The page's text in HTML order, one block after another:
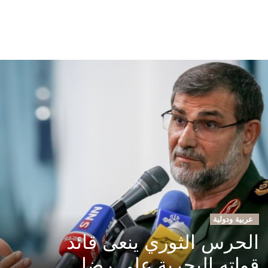
عربية ودولية
الحرس الثوري ينعى قائد